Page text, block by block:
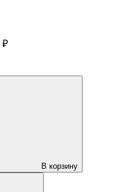
₽
В корзину